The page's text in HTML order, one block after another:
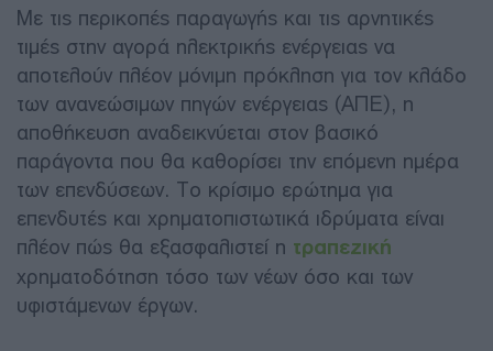
Με τις περικοπές παραγωγής και τις αρνητικές
τιμές στην αγορά ηλεκτρικής ενέργειας να
αποτελούν πλέον μόνιμη πρόκληση για τον κλάδο
των ανανεώσιμων πηγών ενέργειας (ΑΠΕ), η
αποθήκευση αναδεικνύεται στον βασικό
παράγοντα που θα καθορίσει την επόμενη ημέρα
των επενδύσεων. Το κρίσιμο ερώτημα για
επενδυτές και χρηματοπιστωτικά ιδρύματα είναι
πλέον πώς θα εξασφαλιστεί η τραπεζική
χρηματοδότηση τόσο των νέων όσο και των
υφιστάμενων έργων.